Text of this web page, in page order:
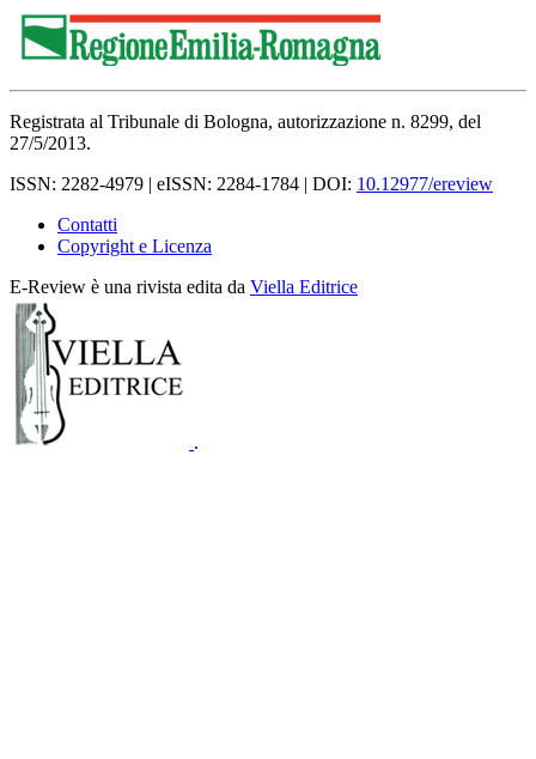
Registrata al Tribunale di Bologna, autorizzazione n. 8299, del
27/5/2013.
ISSN: 2282-4979 | eISSN: 2284-1784 | DOI: 10.12977/ereview
Contatti
Copyright e Licenza
E-Review è una rivista edita da Viella Editrice
.